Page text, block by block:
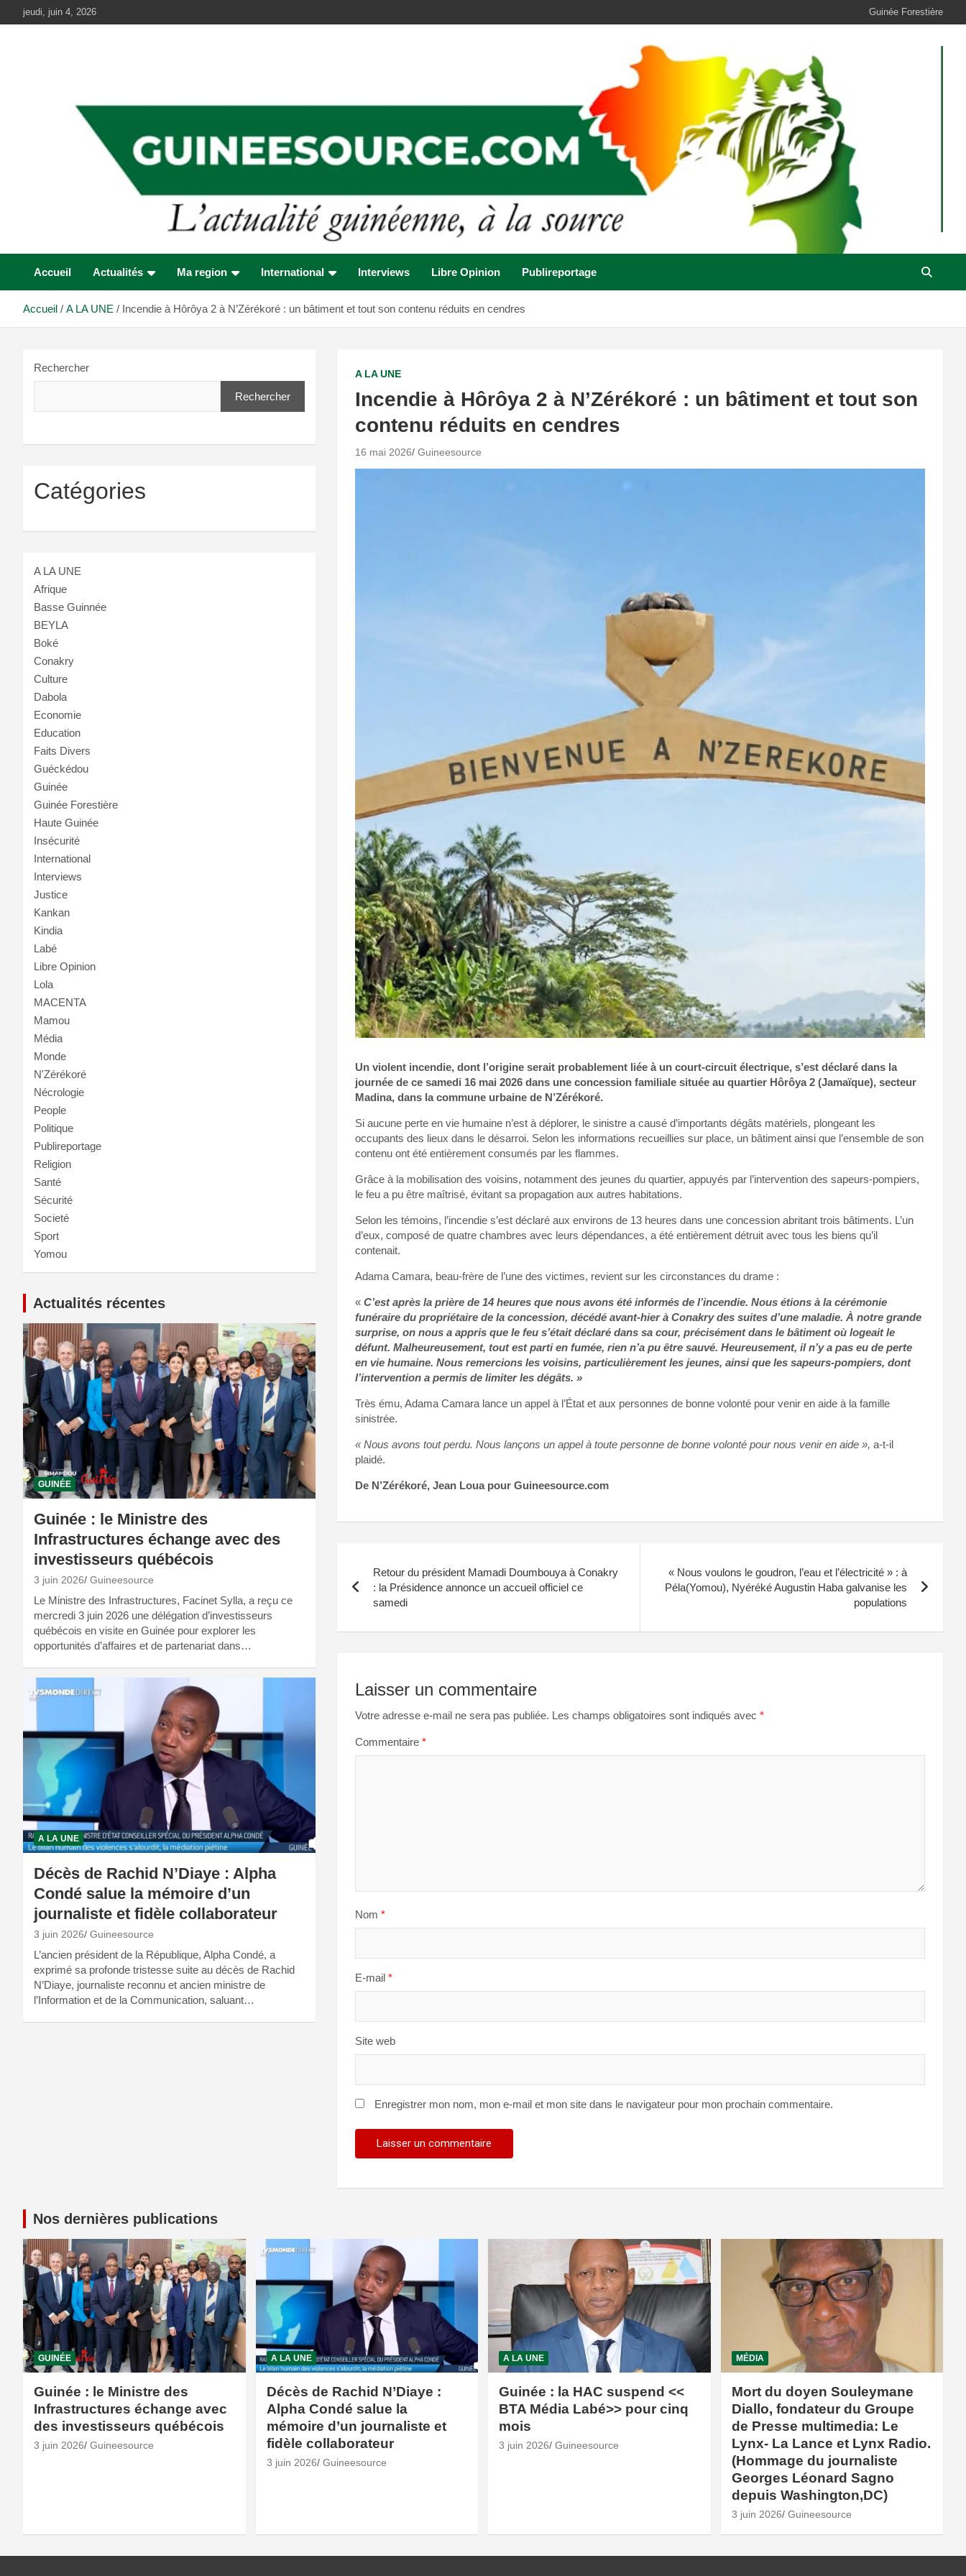
au
jeudi, juin 4, 2026 Guinée Forestière
Accueil Actualités Ma region International Interviews Libre Opinion Publireportage
Accueil A LA UNE Incendie à Hôrôya 2 à N’Zérékoré : un bâtiment et tout son contenu réduits en cendres
A LA UNE
Incendie à Hôrôya 2 à N’Zérékoré : un bâtiment et tout son
contenu réduits en cendres
16 mai 2026 Guineesource
Un violent incendie, dont l’origine serait probablement liée à un court-circuit électrique, s’est déclaré dans la
journée de ce samedi 16 mai 2026 dans une concession familiale située au quartier Hôrôya 2 (Jamaïque), secteur
Madina, dans la commune urbaine de N’Zérékoré.
Si aucune perte en vie humaine n’est à déplorer, le sinistre a causé d’importants dégâts matériels, plongeant les
occupants des lieux dans le désarroi. Selon les informations recueillies sur place, un bâtiment ainsi que l’ensemble de son
contenu ont été entièrement consumés par les flammes.
Grâce à la mobilisation des voisins, notamment des jeunes du quartier, appuyés par l’intervention des sapeurs-pompiers,
le feu a pu être maîtrisé, évitant sa propagation aux autres habitations.
Selon les témoins, l’incendie s’est déclaré aux environs de 13 heures dans une concession abritant trois bâtiments. L’un
d’eux, composé de quatre chambres avec leurs dépendances, a été entièrement détruit avec tous les biens qu’il
contenait.
Adama Camara, beau-frère de l’une des victimes, revient sur les circonstances du drame :
«C’est après la prière de 14 heures que nous avons été informés de l’incendie. Nous étions à la cérémonie
funéraire du propriétaire de la concession, décédé avant-hier à Conakry des suites d’une maladie. À notre grande
surprise, on nous a appris que le feu s’était déclaré dans sa cour, précisément dans le bâtiment où logeait le
défunt. Malheureusement, tout est parti en fumée, rien n’a pu être sauvé. Heureusement, il n’y a pas eu de perte
en vie humaine. Nous remercions les voisins, particulièrement les jeunes, ainsi que les sapeurs-pompiers, dont
l’intervention a permis de limiter les dégâts. »
Très ému, Adama Camara lance un appel à l’État et aux personnes de bonne volonté pour venir en aide à la famille
sinistrée.
« Nous avons tout perdu. Nous lançons un appel à toute personne de bonne volonté pour nous venir en aide », a-t-il
plaidé.
De N’Zérékoré, Jean Loua pour Guineesource.com
de
Retour du président Mamadi Doumbouya à Conakry
: la Présidence annonce un accueil officiel ce
samedi
« Nous voulons le goudron, l’eau et l’électricité » : à
Péla(Yomou), Nyéréké Augustin Haba galvanise les
populations
Laisser un commentaire
Votre adresse e-mail ne sera pas publiée. Les champs obligatoires sont indiqués avec *
Commentaire *
Nom *
E-mail *
Site web
Enregistrer mon nom, mon e-mail et mon site dans le navigateur pour mon prochain commentaire.
Rechercher
Rechercher
Catégories
A LA UNE
Afrique
Basse Guinnée
BEYLA
Boké
Conakry
Culture
Dabola
Economie
Education
Faits Divers
Guéckédou
Guinée
Guinée Forestière
Haute Guinée
Insécurité
International
Interviews
Justice
Kankan
Kindia
Labé
Libre Opinion
Lola
MACENTA
Mamou
Média
Monde
N'Zérékoré
Nécrologie
People
Politique
Publireportage
Religion
Santé
Sécurité
Societé
Sport
Yomou
Actualités récentes
GUINÉE
Guinée : le Ministre des
Infrastructures échange avec des
investisseurs québécois
3 juin 2026 Guineesource
Le Ministre des Infrastructures, Facinet Sylla, a reçu ce
mercredi 3 juin 2026 une délégation d’investisseurs
québécois en visite en Guinée pour explorer les
opportunités d’affaires et de partenariat dans…
A LA UNE
Décès de Rachid N’Diaye : Alpha
Condé salue la mémoire d’un
journaliste et fidèle collaborateur
3 juin 2026 Guineesource
L’ancien président de la République, Alpha Condé, a
exprimé sa profonde tristesse suite au décès de Rachid
N’Diaye, journaliste reconnu et ancien ministre de
l’Information et de la Communication, saluant…
Nos dernières publications
GUINÉE
Guinée : le Ministre des
Infrastructures échange avec
des investisseurs québécois
3 juin 2026 Guineesource
A LA UNE
Décès de Rachid N’Diaye :
Alpha Condé salue la
mémoire d’un journaliste et
fidèle collaborateur
3 juin 2026 Guineesource
A LA UNE
Guinée : la HAC suspend <<
BTA Média Labé>> pour cinq
mois
3 juin 2026 Guineesource
MÉDIA
Mort du doyen Souleymane
Diallo, fondateur du Groupe
de Presse multimedia: Le
Lynx- La Lance et Lynx Radio.
(Hommage du journaliste
Georges Léonard Sagno
depuis Washington,DC)
3 juin 2026 Guineesource